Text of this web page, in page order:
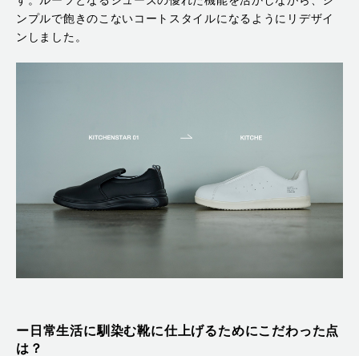
ンプルで飽きのこないコートスタイルになるようにリデザイ
ンしました。
ー日常生活に馴染む靴に仕上げるためにこだわった点
は？